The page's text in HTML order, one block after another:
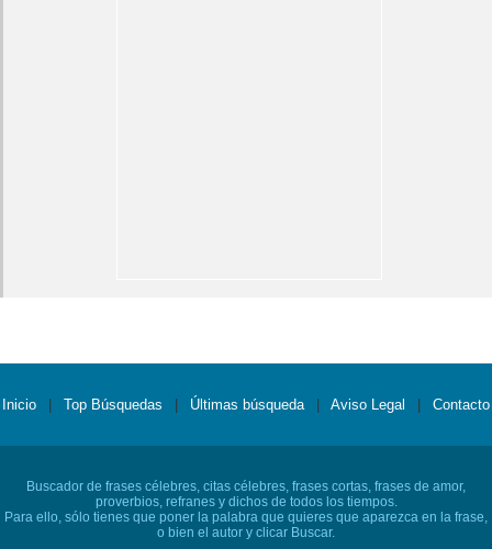
Inicio Top Búsquedas Últimas búsqueda Aviso Legal Contacto
Buscador de frases célebres, citas célebres, frases cortas, frases de amor,
proverbios, refranes y dichos de todos los tiempos.
Para ello, sólo tienes que poner la palabra que quieres que aparezca en la frase,
o bien el autor y clicar Buscar.